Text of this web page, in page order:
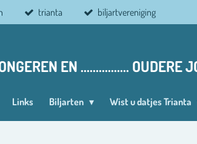
trianta biljartvereniging
EN ................ OUDERE
Links Biljarten Wist u datjes Trianta